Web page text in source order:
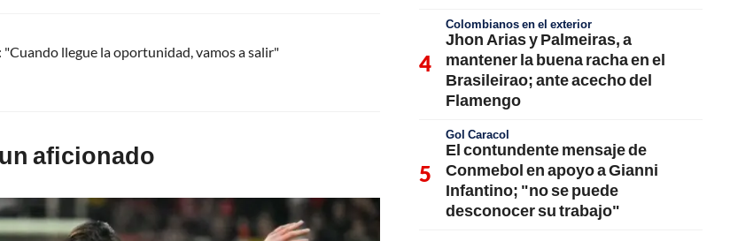
llegue la oportunidad, vamos a salir"
aficionado
Colombianos en el exterior
Jhon Arias y Palmeiras, a
mantener la buena racha en el
Brasileirao; ante acecho del
Flamengo
Gol Caracol
El contundente mensaje de
Conmebol en apoyo a Gianni
Infantino; "no se puede
desconocer su trabajo"